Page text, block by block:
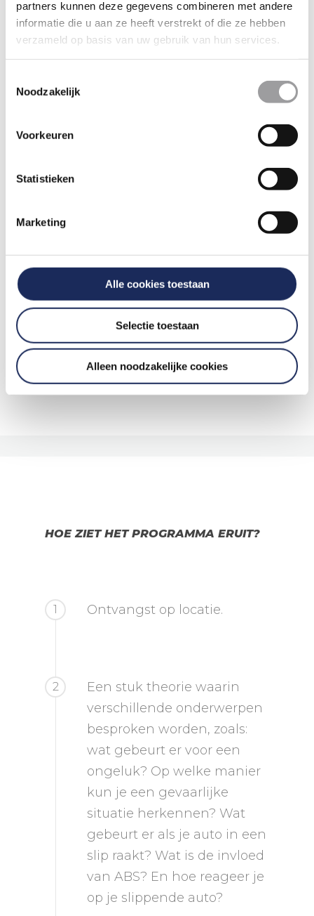
partners kunnen deze gegevens combineren met andere
informatie die u aan ze heeft verstrekt of die ze hebben
verzameld op basis van uw gebruik van hun services.
Noodzakelijk
Voorkeuren
Statistieken
Marketing
Alle cookies toestaan
Selectie toestaan
Alleen noodzakelijke cookies
Eindhoven en Leeuwarden.
Bekijk de agenda voor de
mogelijkheden.
verschillende
slipcursussen aanbiedt?
Je kunt kiezen voor
cursussen van één, twee
of drie uur.
HOE ZIET HET PROGRAMMA ERUIT?
1 Ontvangst op locatie.
2
Een stuk theorie waarin
verschillende onderwerpen
besproken worden, zoals:
wat gebeurt er voor een
ongeluk? Op welke manier
kun je een gevaarlijke
situatie herkennen? Wat
gebeurt er als je auto in een
slip raakt? Wat is de invloed
van ABS? En hoe reageer je
op je slippende auto?